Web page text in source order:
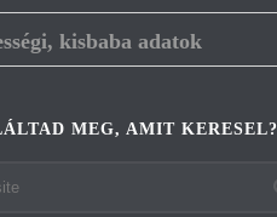
kisbaba adatok
MEG, AMIT KERESEL?